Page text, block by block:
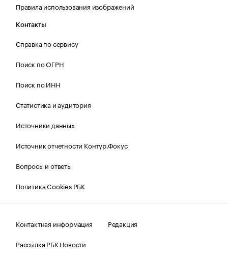
Правила использования изображений
Контакты
Справка по сервису
Поиск по ОГРН
Поиск по ИНН
Статистика и аудитория
Источники данных
Источник отчетности Контур.Фокус
Вопросы и ответы
Политика Cookies РБК
Контактная информация
Редакция
Рассылка РБК Новости